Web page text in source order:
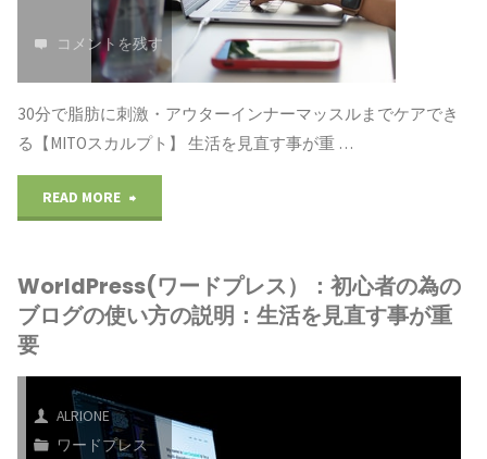
い
ま
す"
で
も
け
る」
ダ
エ
グ
収
化：
出
版
る"
ブ
ロ
グ
の
使
方
説
明：
コメントを残す
30分で脂肪に刺激・アウターインナーマッスルまでケアでき
る【MITOスカルプト】 生活を見直す事が重 …
READ MORE
ド
プ
レ
ス）：
WorldPress(ワードプレス）：初心者の為の
ブログの使い方の説明：生活を見直す事が重
要
ALRIONE
ワードプレス